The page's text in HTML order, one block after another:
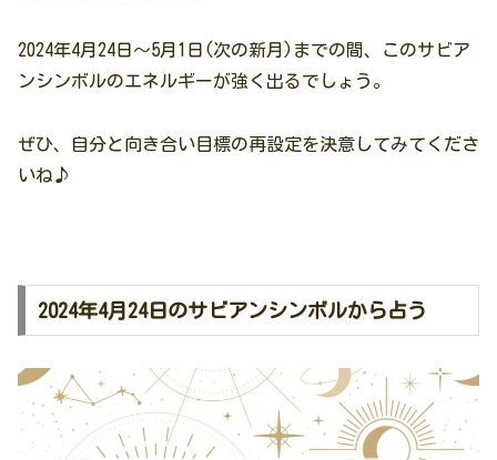
2024年4月24日〜5月1日(次の新月)までの間、このサビア
ンシンボルのエネルギーが強く出るでしょう。
ぜひ、自分と向き合い目標の再設定を決意してみてくださ
いね♪
2024年4月24日のサビアンシンボルから占う